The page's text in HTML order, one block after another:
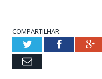
COMPARTILHAR:
TwitterFacebook
Email